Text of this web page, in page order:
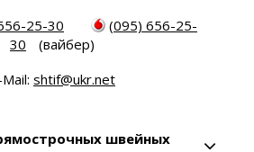
25-30
(095) 656-25-
30
(вайбер)
shtif@ukr.net
швейных